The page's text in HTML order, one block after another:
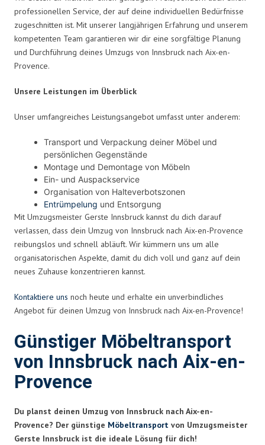
professionellen Service, der auf deine individuellen Bedürfnisse
zugeschnitten ist. Mit unserer langjährigen Erfahrung und unserem
kompetenten Team garantieren wir dir eine sorgfältige Planung
und Durchführung deines Umzugs von Innsbruck nach Aix-en-
Provence.
Unsere Leistungen im Überblick
Unser umfangreiches Leistungsangebot umfasst unter anderem:
Transport und Verpackung deiner Möbel und
persönlichen Gegenstände
Montage und Demontage von Möbeln
Ein- und Auspackservice
Organisation von Halteverbotszonen
Entrümpelung und Entsorgung
Mit Umzugsmeister Gerste Innsbruck kannst du dich darauf
verlassen, dass dein Umzug von Innsbruck nach Aix-en-Provence
reibungslos und schnell abläuft. Wir kümmern uns um alle
organisatorischen Aspekte, damit du dich voll und ganz auf dein
neues Zuhause konzentrieren kannst.
Kontaktiere uns noch heute und erhalte ein unverbindliches
Angebot für deinen Umzug von Innsbruck nach Aix-en-Provence!
Günstiger Möbeltransport
von Innsbruck nach Aix-en-
Provence
Du planst deinen Umzug von Innsbruck nach Aix-en-
Provence? Der günstige Möbeltransport von Umzugsmeister
Gerste Innsbruck ist die ideale Lösung für dich!